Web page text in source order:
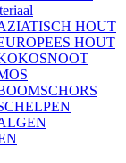
HOUT
HOUT